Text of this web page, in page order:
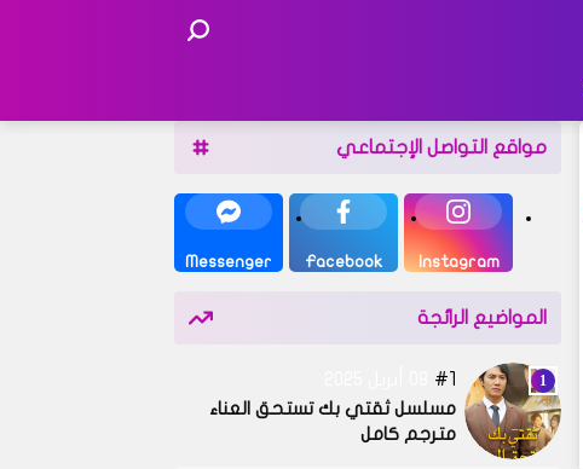
مواقع التواصل الإجتماعي
Instagram
Facebook
Messenger
المواضيع الرائجة
1
مسلسل ثقتي بك تستحق العناء
مترجم كامل